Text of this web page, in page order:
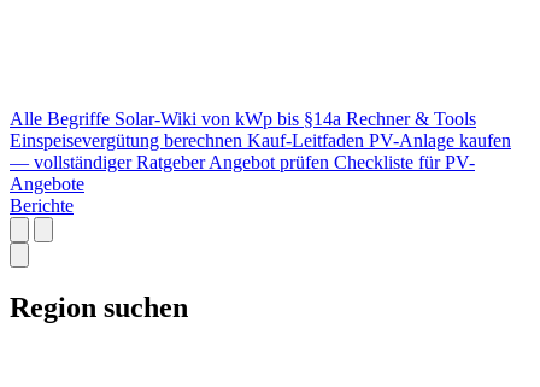
Alle Begriffe Solar-Wiki von kWp bis §14a Rechner & Tools
Einspeisevergütung berechnen Kauf-Leitfaden PV-Anlage kaufen
— vollständiger Ratgeber Angebot prüfen Checkliste für PV-
Angebote
Berichte
Region suchen